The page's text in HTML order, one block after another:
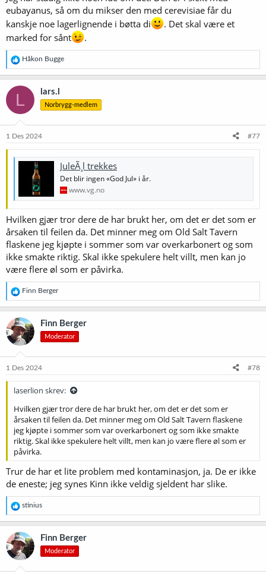
den må i det minste også mistenkes for bære dette genet.
3711 French Saison er høyst sannsynlig en ekte diastaticus.
Antakelig samme kilde som Belle Saison.
eubayanus, så om du mikser den med cerevisiae får du
kanskje noe lagerlignende i bøtta di
. Det skal være et
marked for sånt
.
R
e
a
k
j
o
e
Håkon Bugge
L lars.l
Norbrygg-medlem
1 Des 2024 #77
JuleÃ¸l trekkes
Det blir ingen «God Jul» i år.
www.vg.no
Hvilken gjær tror dere de har brukt her, om det er det som er
årsaken til feilen da. Det minner meg om Old Salt Tavern
flaskene jeg kjøpte i sommer som var overkarbonert og som
ikke smakte riktig. Skal ikke spekulere helt villt, men kan jo
være flere øl som er påvirka.
R
e
a
k
s
j
o
e
Finn Berger
Finn Berger
Moderator
1 Des 2024 #78
laserlion skrev:
Hvilken gjær tror dere de har brukt her, om det er det som er
årsaken til feilen da. Det minner meg om Old Salt Tavern flaskene
jeg kjøpte i sommer som var overkarbonert og som ikke smakte
riktig. Skal ikke spekulere helt villt, men kan jo være flere øl som er
påvirka.
Trur de har et lite problem med kontaminasjon, ja. De er ikke
de eneste; jeg synes Kinn ikke veldig sjeldent har slike.
R
e
a
k
s
j
o
stinius
Finn Berger
Moderator